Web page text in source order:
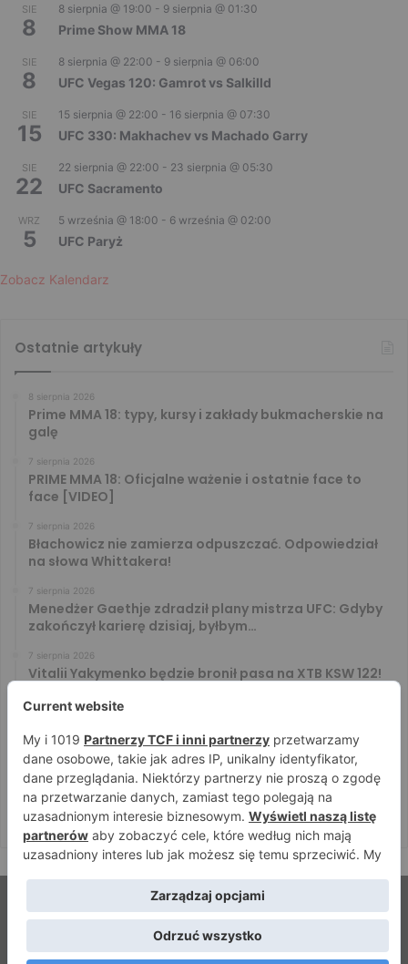
SIE
8
8 sierpnia @ 19:00 - 9 sierpnia @ 01:30
Prime Show MMA 18
SIE
8
8 sierpnia @ 22:00 - 9 sierpnia @ 06:00
UFC Vegas 120: Gamrot vs Salkilld
SIE
15
15 sierpnia @ 22:00 - 16 sierpnia @ 07:30
UFC 330: Makhachev vs Machado Garry
SIE
22
22 sierpnia @ 22:00 - 23 sierpnia @ 05:30
UFC Sacramento
WRZ
5
5 września @ 18:00 - 6 września @ 02:00
UFC Paryż
Zobacz Kalendarz
Ostatnie artykuły
8 sierpnia 2026
Prime MMA 18: typy, kursy i zakłady bukmacherskie na
galę
7 sierpnia 2026
PRIME MMA 18: Oficjalne ważenie i ostatnie face to
face [VIDEO]
7 sierpnia 2026
Błachowicz nie zamierza odpuszczać. Odpowiedział
na słowa Whittakera!
7 sierpnia 2026
Menedżer Gaethje zdradził plany mistrza UFC: Gdyby
zakończył karierę dzisiaj, byłbym…
7 sierpnia 2026
Vitalii Yakymenko będzie bronił pasa na XTB KSW 122!
Iwo Baraniewski wystąpi na UFC 331. Polak częścią
mocnej karty walk
6 sierpnia 2026
Don Kasjo poznał rywala na FAME 32. Bartosz Szachta
przeciwnikiem Króla
Home
Redakcja Kontakt